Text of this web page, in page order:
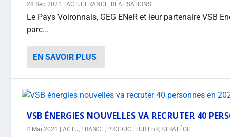
28 Sep 2021 |ACTU, FRANCE, RÉALISATIONS
Le Pays Voironnais, GEG ENeR et leur partenaire VSB
parc...
EN SAVOIR PLUS
VSB ÉNERGIES NOUVELLES VA RECRUTER 40
4 Mai 2021 |ACTU, FRANCE, PRODUCTEUR EnR,STRATÉGIE